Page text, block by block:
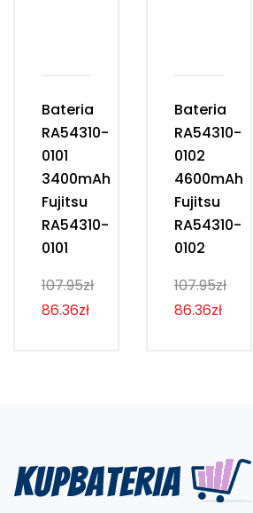
Bateria
RA54310-
0101
3400mAh
Fujitsu
RA54310-
0101
107.95zł
86.36zł
Bateria
RA54310-
0102
4600mAh
Fujitsu
RA54310-
0102
107.95zł
86.36zł